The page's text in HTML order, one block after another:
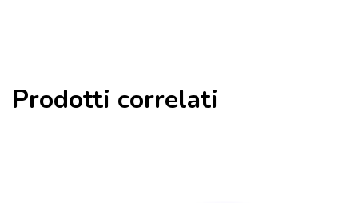
Prodotti correlati